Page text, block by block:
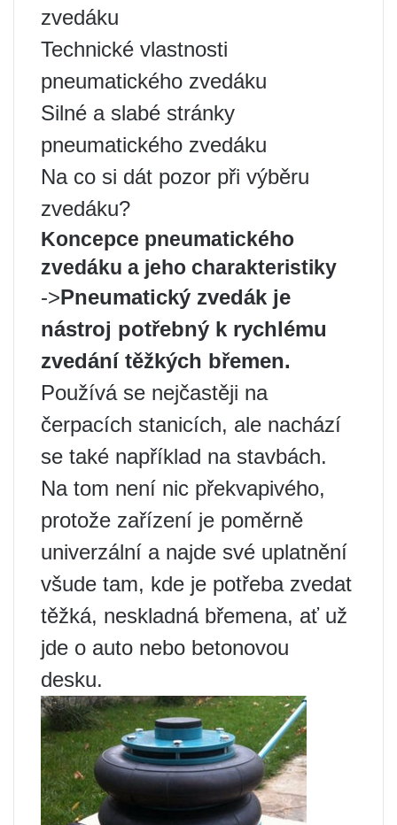
zvedáku
Technické vlastnosti
pneumatického zvedáku
Silné a slabé stránky
pneumatického zvedáku
Na co si dát pozor při výběru
zvedáku?
Koncepce pneumatického
zvedáku a jeho charakteristiky
->Pneumatický zvedák je
nástroj potřebný k rychlému
zvedání těžkých břemen.
Používá se nejčastěji na
čerpacích stanicích, ale nachází
se také například na stavbách.
Na tom není nic překvapivého,
protože zařízení je poměrně
univerzální a najde své uplatnění
všude tam, kde je potřeba zvedat
těžká, neskladná břemena, ať už
jde o auto nebo betonovou
desku.